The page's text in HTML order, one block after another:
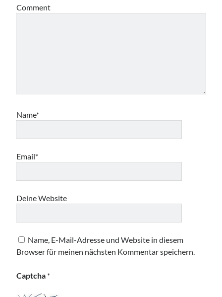
Comment
Name*
Email*
Deine Website
Name, E-Mail-Adresse und Website in diesem
Browser für meinen nächsten Kommentar speichern.
Captcha *